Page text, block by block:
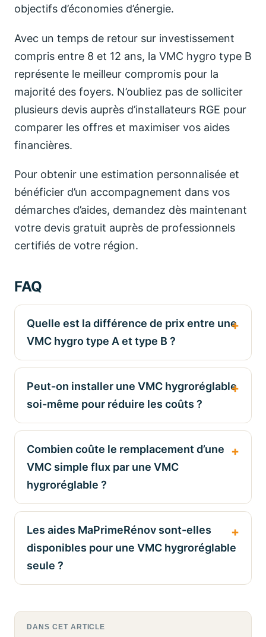
objectifs d’économies d’énergie.
Avec un temps de retour sur investissement
compris entre 8 et 12 ans, la VMC hygro type B
représente le meilleur compromis pour la
majorité des foyers. N’oubliez pas de solliciter
plusieurs devis auprès d’installateurs RGE pour
comparer les offres et maximiser vos aides
financières.
Pour obtenir une estimation personnalisée et
bénéficier d’un accompagnement dans vos
démarches d’aides, demandez dès maintenant
votre devis gratuit auprès de professionnels
certifiés de votre région.
FAQ
Quelle est la différence de prix entre une
VMC hygro type A et type B ?
Peut-on installer une VMC hygroréglable
soi-même pour réduire les coûts ?
Combien coûte le remplacement d’une
VMC simple flux par une VMC
hygroréglable ?
Les aides MaPrimeRénov sont-elles
disponibles pour une VMC hygroréglable
seule ?
DANS CET ARTICLE